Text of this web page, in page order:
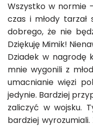
Wszystko w normie
czas i młody
dobrego, że nie
Dziękuję Mimik!
Dziadek w nagrodę
mnie wygonili z
umacnianie więzi
jedynie. Bardziej
zaliczyć w wojsku.
bardziej